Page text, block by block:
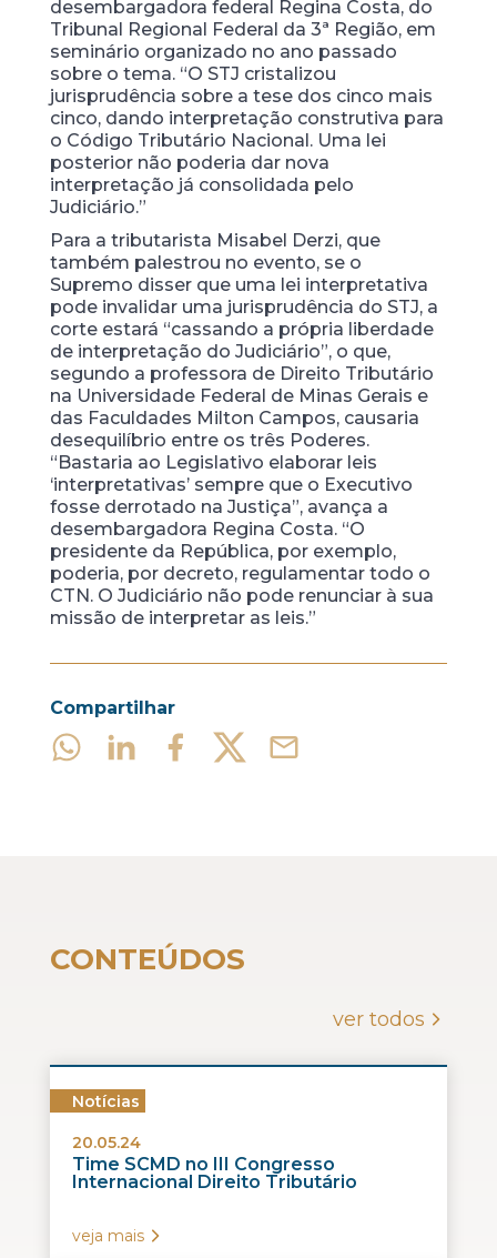
desembargadora federal Regina Costa, do
Tribunal Regional Federal da 3ª Região, em
seminário organizado no ano passado
sobre o tema. “O STJ cristalizou
jurisprudência sobre a tese dos cinco mais
cinco, dando interpretação construtiva para
o Código Tributário Nacional. Uma lei
posterior não poderia dar nova
interpretação já consolidada pelo
Judiciário.”
Para a tributarista Misabel Derzi, que
também palestrou no evento, se o
Supremo disser que uma lei interpretativa
pode invalidar uma jurisprudência do STJ, a
corte estará “cassando a própria liberdade
de interpretação do Judiciário”, o que,
segundo a professora de Direito Tributário
na Universidade Federal de Minas Gerais e
das Faculdades Milton Campos, causaria
desequilíbrio entre os três Poderes.
“Bastaria ao Legislativo elaborar leis
‘interpretativas’ sempre que o Executivo
fosse derrotado na Justiça”, avança a
desembargadora Regina Costa. “O
presidente da República, por exemplo,
poderia, por decreto, regulamentar todo o
CTN. O Judiciário não pode renunciar à sua
missão de interpretar as leis.”
Compartilhar
CONTEÚDOS
ver todos
Notícias
20.05.24
Time SCMD no III Congresso
Internacional Direito Tributário
veja mais